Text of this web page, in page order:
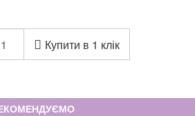
Купити в 1 клік